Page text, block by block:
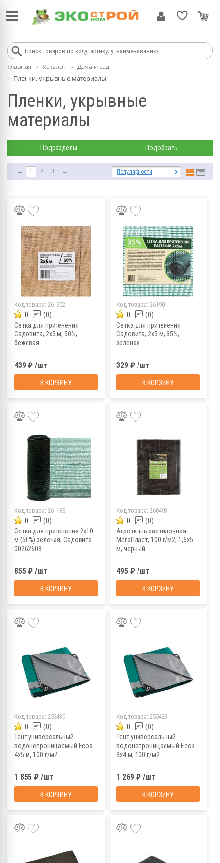
Главная Каталог
Дача и сад
Пленки, укрывные материалы
Пленки, укрывные
материалы
Подразделы Подобрать
← 1 2 3 → Популярности
Код товара: 261902
0 (0)
Сетка для притенения
Садовита, 2х5 м, 50%,
бежевая
439 ₽ /шт
В КОРЗИНУ
Код товара: 261901
0 (0)
Сетка для притенения
Садовита, 2х5 м, 35%,
зеленая
329 ₽ /шт
В КОРЗИНУ
Код товара: 261185
0 (0)
Сетка для притенения 2х10
м (50%) зеленая, Садовита
00262608
855 ₽ /шт
В КОРЗИНУ
Код товара: 260493
0 (0)
Агроткань застилочная
МегаПласт, 100 г/м2, 1,6х5
м, черный
495 ₽ /шт
В КОРЗИНУ
Код товара: 255430
0 (0)
Тент универсальный
водонепроницаемый Ecos
4х5 м, 100 г/м2
1 855 ₽ /шт
В КОРЗИНУ
Код товара: 255429
0 (0)
Тент универсальный
водонепроницаемый Ecos
3х4 м, 100 г/м2
1 269 ₽ /шт
В КОРЗИНУ